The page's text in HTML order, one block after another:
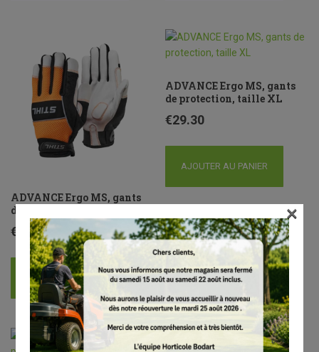
ADVANCE Ergo MS, gants
de protection, taille S
€ 29.30
AJOUTER AU PANIER
ADVANCE Ergo MS, gants
de protection, taille XL
€29.30
AJOUTER AU PANIER
×